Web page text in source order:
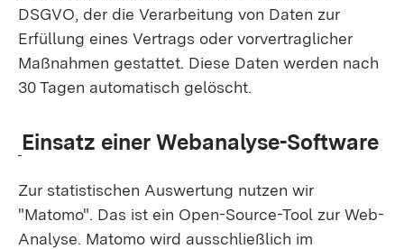
DSGVO, der die Verarbeitung von Daten zur
Erfüllung eines Vertrags oder vorvertraglicher
Maßnahmen gestattet. Diese Daten werden nach
30 Tagen automatisch gelöscht.
Einsatz einer Webanalyse-Software
Zur statistischen Auswertung nutzen wir
"Matomo". Das ist ein Open-Source-Tool zur Web-
Analyse. Matomo wird ausschließlich im